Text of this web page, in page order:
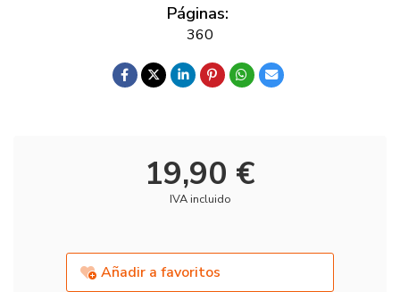
Páginas:
360
19,90 €
IVA incluido
Añadir a favoritos